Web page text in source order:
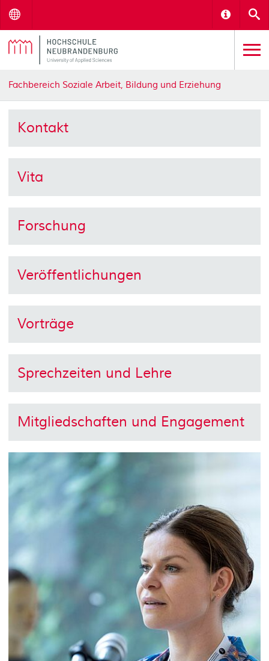
Fachbereich Soziale Arbeit, Bildung und Erziehung
Kontakt
Vita
Forschung
Veröffentlichungen
Vorträge
Sprechzeiten und Lehre
Mitgliedschaften und Engagement